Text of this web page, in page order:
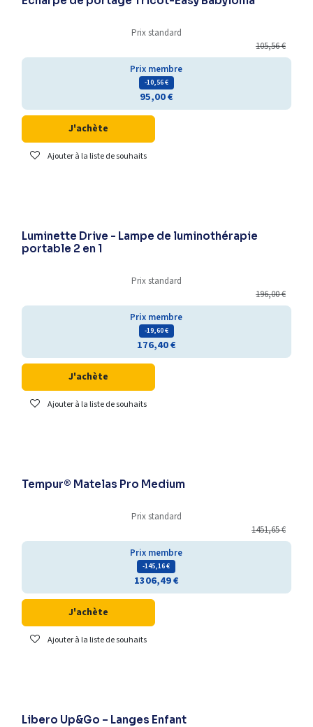
Prix standard
105,56€
Prix membre
- 10,56€
95,00€
J'achète
Ajouter à la liste de souhaits
Luminette Drive - Lampe de luminothérapie
portable 2 en 1
Prix standard
196,00€
Prix membre
- 19,60€
176,40€
J'achète
Ajouter à la liste de souhaits
Tempur® Matelas Pro Medium
Prix standard
1451,65€
Prix membre
- 145,16€
1306,49€
J'achète
Ajouter à la liste de souhaits
Libero Up&Go – Langes Enfant